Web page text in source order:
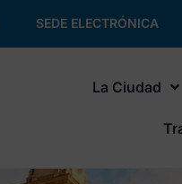
SEDE ELECTRÓNICA
La Ciudad